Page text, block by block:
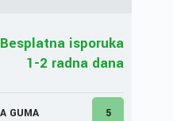
Besplatna isporuka
1-2 radna dana
GUMA 5